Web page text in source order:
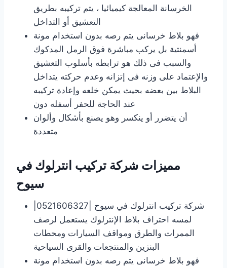
الخرسانة المعالجة كيميائيا ، يتم تركيبه بطريق
التعشيق أو التداخل
فهو بلاط خرسانى يتم رصه بدون استخدام مونة
أسمنتية بل يركب مباشرة فوق الرمل المدكوك
والسبب فى ذلك هو ترابطه بأسلوب التعشيق
والإعتماد على وزنه فى إتزانه وعدم حركته يتداخل
البلاط بين بعضه بحيث يمكن خلعه وإعادة تركيبه
عند الحاجة للحفر أسفله دون
أن يتضرر أو ينكسر وهو يصنع بأشكال وألوان
متعددة
مميزات شركة تركيب انترلوك في
سيوح
لمسه احتراف بلاط الإنترلوك يستعمل لرصف
الممرات والطرق ومواقف السيارات ومحطات
البنزين والمنتجعات والقرى السياحية
فهو بلاط خرسانى يتم رصه بدون استخدام مونة